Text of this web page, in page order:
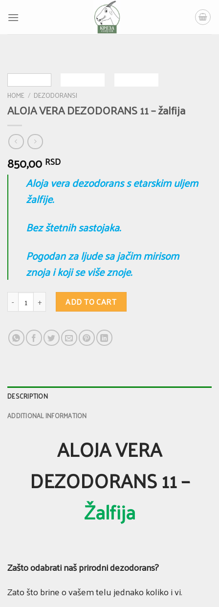
HOME / DEZODORANSI
ALOJA VERA DEZODORANS 11 – žalfija
850,00 RSD
Aloja vera dezodorans s etarskim uljem
žalfije.
Bez štetnih sastojaka.
Pogodan za ljude sa jačim mirisom
znoja i koji se više znoje.
ALOJA VERA DEZODORANS 11 - žalfija quantity
ADD TO CART
DESCRIPTION
ADDITIONAL INFORMATION
ALOJA VERA
DEZODORANS 11 –
Žalfija
Zašto odabrati naš prirodni dezodorans?
Zato što brine o vašem telu jednako koliko i vi.